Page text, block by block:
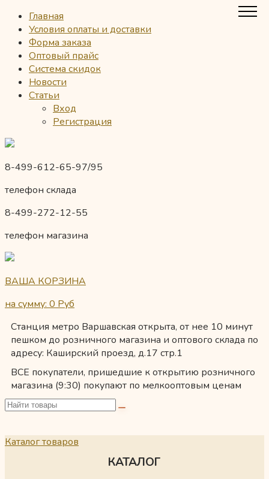
Главная
Условия оплаты и доставки
Форма заказа
Оптовый прайс
Система скидок
Новости
Статьи
Вход
Регистрация
8-499-612-65-97/95
телефон склада
8-499-272-12-55
телефон магазина
ВАША КОРЗИНА
на сумму: 0 Руб
Станция метро Варшавская открыта, от нее 10 минут
пешком до розничного магазина и оптового склада по
адресу: Каширский проезд, д.17 стр.1
ВСЕ покупатели, пришедшие к открытию розничного
магазина (9:30) покупают по мелкооптовым ценам
Каталог товаров
КАТАЛОГ